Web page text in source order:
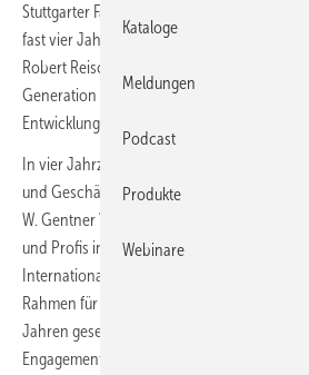
Stuttgarter Familienunternehmens: Erwin
fast vier Jahrzehnten als Verleger den
Robert Reisch (37) weiterreichen. Damit
Generation die Verantwortung für die
Entwicklung des 1927 gegründeten
In vier Jahrzehnten im Unternehmen, davon
und Geschäftsführer, hat Erwin Fidelis
W. Gentner Verlag als modernes
und Profis in ihren Märkten positioniert,
Internationalisierung konsequent
Rahmen für die erfolgreiche digitale
Jahren gesetzt. Darüber hinaus hat er durch
Engagement in Verbänden auf nationaler
Kataloge
Meldungen
Podcast
Produkte
Webinare